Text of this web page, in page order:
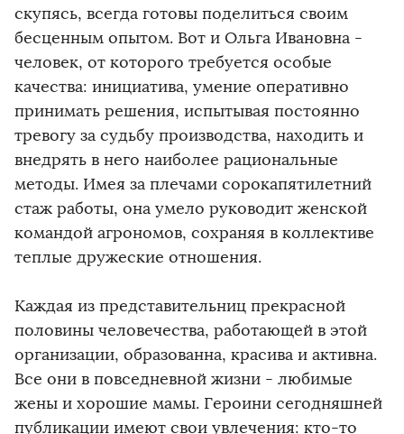
скупясь, всегда готовы поделиться своим
бесценным опытом. Вот и Ольга Ивановна -
человек, от которого требуется особые
качества: инициатива, умение оперативно
принимать решения, испытывая постоянно
тревогу за судьбу производства, находить и
внедрять в него наиболее рациональные
методы. Имея за плечами сорокапятилетний
стаж работы, она умело руководит женской
командой агрономов, сохраняя в коллективе
теплые дружеские отношения.
Каждая из представительниц прекрасной
половины человечества, работающей в этой
организации, образованна, красива и активна.
Все они в повседневной жизни - любимые
жены и хорошие мамы. Героини сегодняшней
публикации имеют свои увлечения: кто-то